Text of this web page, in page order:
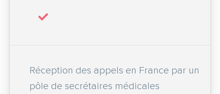
Réception des appels en France par un
pôle de secrétaires médicales